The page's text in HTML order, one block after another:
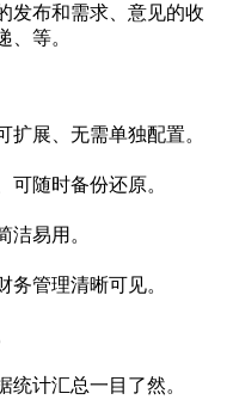
发布和需求、意见的收
、等。
展、无需单独配置。
随时备份还原。
洁易用。
管理清晰可见。
统计汇总一目了然。